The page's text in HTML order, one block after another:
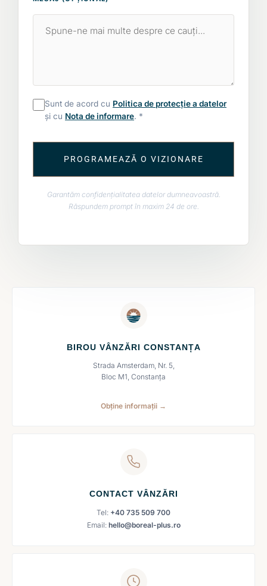
Sunt de acord cu Politica de protecție a datelor
și cu Nota de informare. *
PROGRAMEAZĂ O VIZIONARE
Garantăm confidențialitatea datelor dumneavoastră.
Răspundem prompt în maxim 24 de ore.
BIROU VÂNZĂRI CONSTANȚA
Strada Amsterdam, Nr. 5,
Bloc M1, Constanța
Obține informații →
CONTACT VÂNZĂRI
Tel: +40 735 509 700
Email: hello@boreal-plus.ro